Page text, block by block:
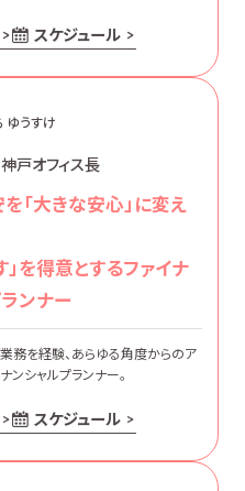
スケジュール
ゆうすけ
戸オフィス長
「大きな安心」に変え
」を得意とするファイナ
ンナー
務を経験、あらゆる角度からのア
ンシャルプランナー。
スケジュール